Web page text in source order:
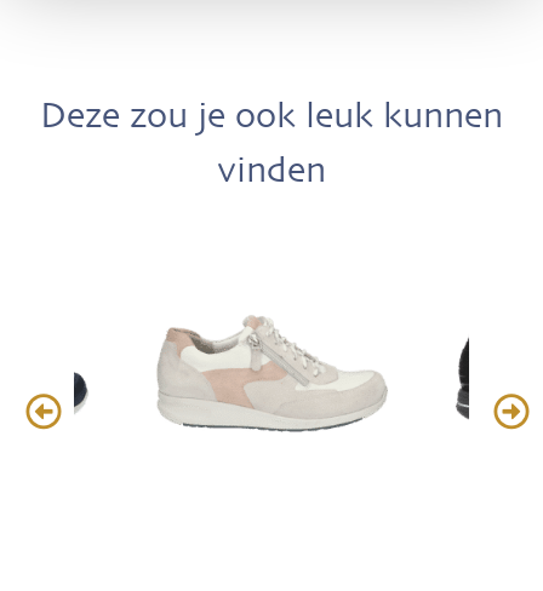
Deze zou je ook leuk kunnen
vinden